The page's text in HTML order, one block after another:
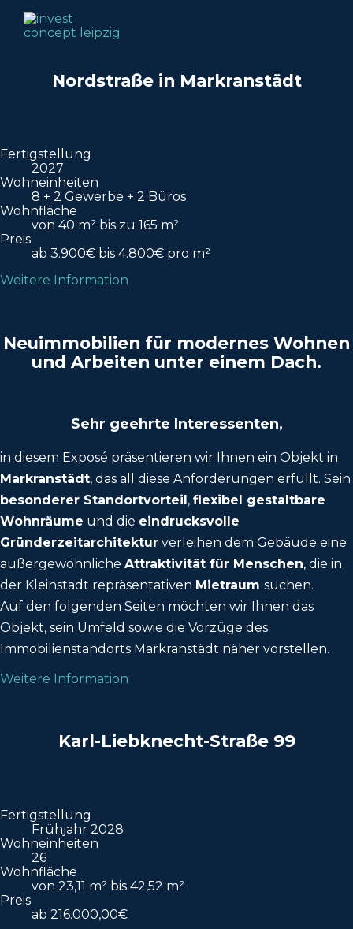
Nordstraße in Markranstädt
Fertigstellung
2027
Wohneinheiten
8 + 2 Gewerbe + 2 Büros
Wohnfläche
von 40 m² bis zu 165 m²
Preis
ab 3.900€ bis 4.800€ pro m²
Weitere Information
Neuimmobilien für modernes Wohnen
und Arbeiten unter einem Dach.
Sehr geehrte Interessenten,
in diesem Exposé präsentieren wir Ihnen ein Objekt in
Markranstädt, das all diese Anforderungen erfüllt. Sein
besonderer Standortvorteil, flexibel gestaltbare
Wohnräume und die eindrucksvolle
Gründerzeitarchitektur verleihen dem Gebäude eine
außergewöhnliche Attraktivität für Menschen, die in
der Kleinstadt repräsentativen Mietraum suchen.
Auf den folgenden Seiten möchten wir Ihnen das
Objekt, sein Umfeld sowie die Vorzüge des
Immobilienstandorts Markranstädt näher vorstellen.
Weitere Information
Karl-Liebknecht-Straße 99
Fertigstellung
Frühjahr 2028
Wohneinheiten
26
Wohnfläche
von 23,11 m² bis 42,52 m²
Preis
ab 216.000,00€